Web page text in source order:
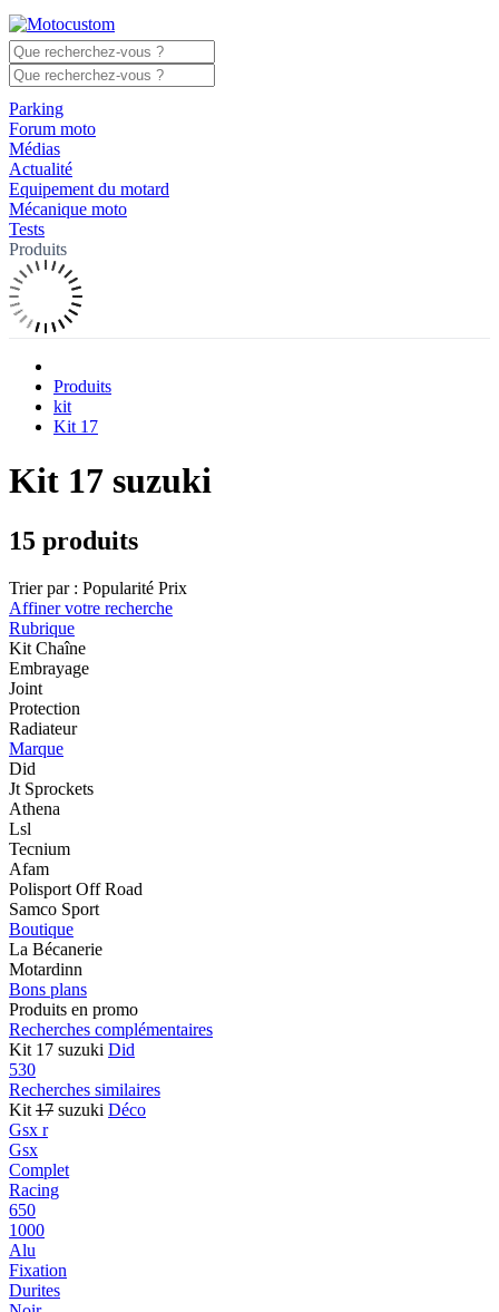
Parking
Forum moto
Médias
Actualité
Equipement du motard
Mécanique moto
Tests
Produits
Produits
kit
Kit 17
Kit 17 suzuki
15 produits
Trier par : Popularité Prix
Affiner votre recherche
Rubrique
Kit Chaîne
Embrayage
Joint
Protection
Radiateur
Marque
Did
Jt Sprockets
Athena
Lsl
Tecnium
Afam
Polisport Off Road
Samco Sport
Boutique
La Bécanerie
Motardinn
Bons plans
Produits en promo
Recherches complémentaires
Kit 17 suzuki Did
530
Recherches similaires
Kit 17 suzuki Déco
Gsx r
Gsx
Complet
Racing
650
1000
Alu
Fixation
Durites